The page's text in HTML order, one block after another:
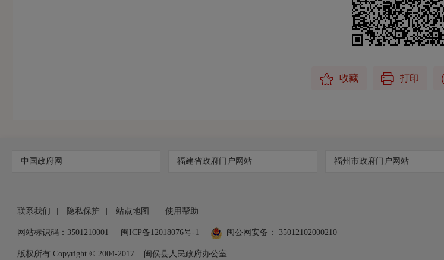
收藏 打印
中国政府网 福建省政府门户网站 福州市政府门户网站
联系我们 隐私保护 站点地图 使用帮助
网站标识码：3501210001 闽ICP备12018076号-1 闽公网安备： 35012102000210
版权所有 Copyright © 2004-2017 闽侯县人民政府办公室